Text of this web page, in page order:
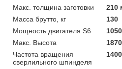
Макс. толщина заготовки
210
Масса брутто, кг
130
Мощность двигателя S6
Макс. Высота
Частота вращения
сверлильного шпинделя